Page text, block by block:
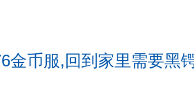
金币服,回到家里需要黑